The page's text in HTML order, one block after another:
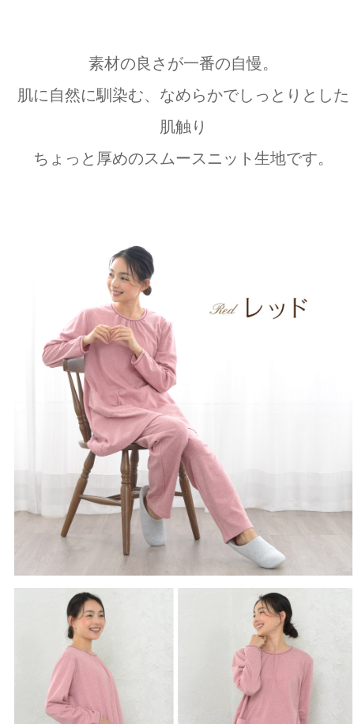
素材の良さが一番の自慢。
肌に自然に馴染む、なめらかでしっとりとした
肌触り
ちょっと厚めのスムースニット生地です。